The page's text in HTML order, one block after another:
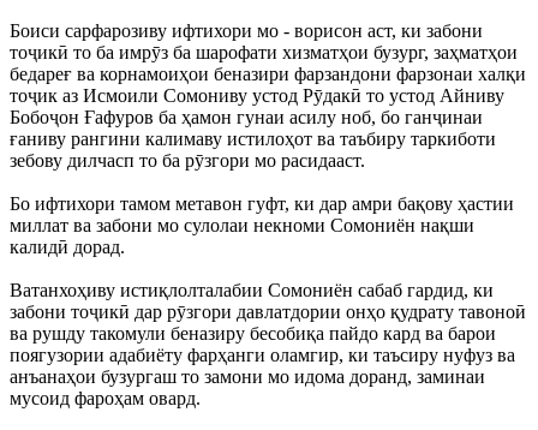
Боиси сарфарозиву ифтихори мо - ворисон аст, ки забони
тоҷикӣ то ба имрӯз ба шарофати хизматҳои бузург, заҳматҳои
бедареғ ва корнамоиҳои беназири фарзандони фарзонаи халқи
тоҷик аз Исмоили Сомониву устод Рӯдакӣ то устод Айниву
Бобоҷон Ғафуров ба ҳамон гунаи асилу ноб, бо ганҷинаи
ғаниву рангини калимаву истилоҳот ва таъбиру таркиботи
зебову дилчасп то ба рӯзгори мо расидааст.
Бо ифтихори тамом метавон гуфт, ки дар амри бақову ҳастии
миллат ва забони мо сулолаи некноми Сомониён нақши
калидӣ дорад.
Ватанхоҳиву истиқлолталабии Сомониён сабаб гардид, ки
забони тоҷикӣ дар рӯзгори давлатдории онҳо қудрату тавоноӣ
ва рушду такомули беназиру бесобиқа пайдо кард ва барои
поягузории адабиёту фарҳанги оламгир, ки таъсиру нуфуз ва
анъанаҳои бузургаш то замони мо идома доранд, заминаи
мусоид фароҳам овард.